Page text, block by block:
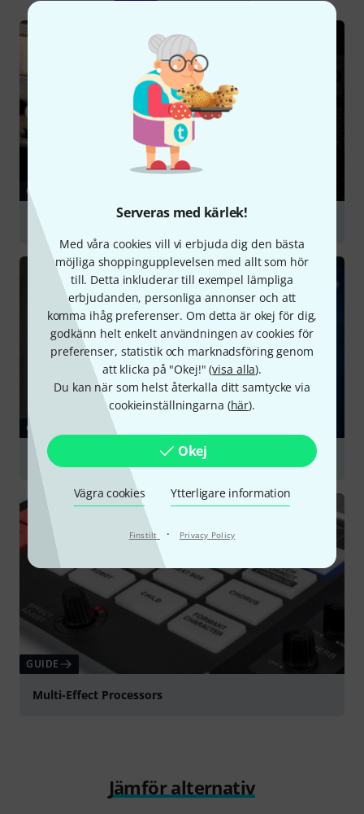
Serveras med kärlek!
Med våra cookies vill vi erbjuda dig den bästa
möjliga shoppingupplevelsen med allt som hör
till. Detta inkluderar till exempel lämpliga
erbjudanden, personliga annonser och att
komma ihåg preferenser. Om detta är okej för dig,
godkänn helt enkelt användningen av cookies för
preferenser, statistik och marknadsföring genom
att klicka på "Okej!" (visa alla).
Du kan när som helst återkalla ditt samtycke via
cookieinställningarna (här).
Okej
Vägra cookies Ytterligare information
Finstilt · Privacy Policy
GUIDE
Mastering
GUIDE
Audio Compressors
GUIDE
Multi-Effect Processors
Jämför alternativ